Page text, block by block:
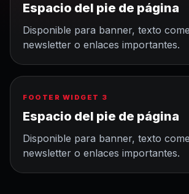
Espacio del pie de página
Disponible para banner, texto
newsletter o enlaces importantes.
FOOTER WIDGET 3
Espacio del pie de página
Disponible para banner, texto
newsletter o enlaces importantes.